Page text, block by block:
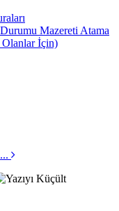
Mazereti Atama
Olanlar İçin)